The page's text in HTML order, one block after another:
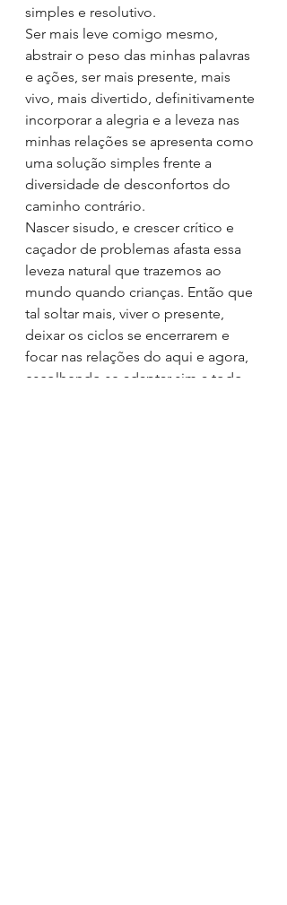
simples e resolutivo.
Ser mais leve comigo mesmo,
abstrair o peso das minhas palavras
e ações, ser mais presente, mais
vivo, mais divertido, definitivamente
incorporar a alegria e a leveza nas
minhas relações se apresenta como
uma solução simples frente a
diversidade de desconfortos do
caminho contrário.
Nascer sisudo, e crescer crítico e
caçador de problemas afasta essa
leveza natural que trazemos ao
mundo quando crianças. Então que
tal soltar mais, viver o presente,
deixar os ciclos se encerrarem e
focar nas relações do aqui e agora,
escolhendo se adaptar sim a todo